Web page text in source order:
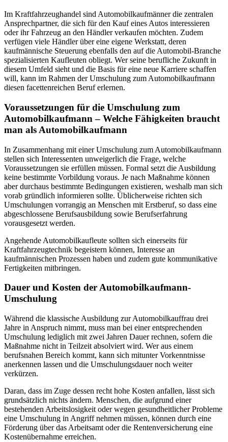
Im Kraftfahrzeughandel sind Automobilkaufmänner die zentralen
Ansprechpartner, die sich für den Kauf eines Autos interessieren
oder ihr Fahrzeug an den Händler verkaufen möchten. Zudem
verfügen viele Händler über eine eigene Werkstatt, deren
kaufmännische Steuerung ebenfalls den auf die Automobil-Branche
spezialisierten Kaufleuten obliegt. Wer seine berufliche Zukunft in
diesem Umfeld sieht und die Basis für eine neue Karriere schaffen
will, kann im Rahmen der Umschulung zum Automobilkaufmann
diesen facettenreichen Beruf erlernen.
Voraussetzungen für die Umschulung zum
Automobilkaufmann – Welche Fähigkeiten braucht
man als Automobilkaufmann
In Zusammenhang mit einer Umschulung zum Automobilkaufmann
stellen sich Interessenten unweigerlich die Frage, welche
Voraussetzungen sie erfüllen müssen. Formal setzt die Ausbildung
keine bestimmte Vorbildung voraus. Je nach Maßnahme können
aber durchaus bestimmte Bedingungen existieren, weshalb man sich
vorab gründlich informieren sollte. Üblicherweise richten sich
Umschulungen vorrangig an Menschen mit Erstberuf, so dass eine
abgeschlossene Berufsausbildung sowie Berufserfahrung
vorausgesetzt werden.
Angehende Automobilkaufleute sollten sich einerseits für
Kraftfahrzeugtechnik begeistern können, Interesse an
kaufmännischen Prozessen haben und zudem gute kommunikative
Fertigkeiten mitbringen.
Dauer und Kosten der Automobilkaufmann-
Umschulung
Während die klassische Ausbildung zur Automobilkauffrau drei
Jahre in Anspruch nimmt, muss man bei einer entsprechenden
Umschulung lediglich mit zwei Jahren Dauer rechnen, sofern die
Maßnahme nicht in Teilzeit absolviert wird. Wer aus einem
berufsnahen Bereich kommt, kann sich mitunter Vorkenntnisse
anerkennen lassen und die Umschulungsdauer noch weiter
verkürzen.
Daran, dass im Zuge dessen recht hohe Kosten anfallen, lässt sich
grundsätzlich nichts ändern. Menschen, die aufgrund einer
bestehenden Arbeitslosigkeit oder wegen gesundheitlicher Probleme
eine Umschulung in Angriff nehmen müssen, können durch eine
Förderung über das Arbeitsamt oder die Rentenversicherung eine
Kostenübernahme erreichen.